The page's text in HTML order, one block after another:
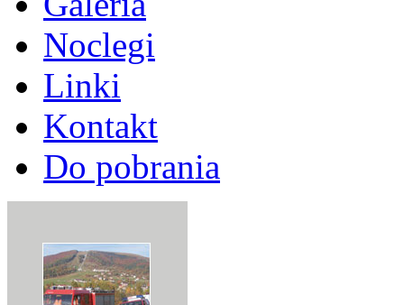
Noclegi
Linki
Kontakt
Do pobrania